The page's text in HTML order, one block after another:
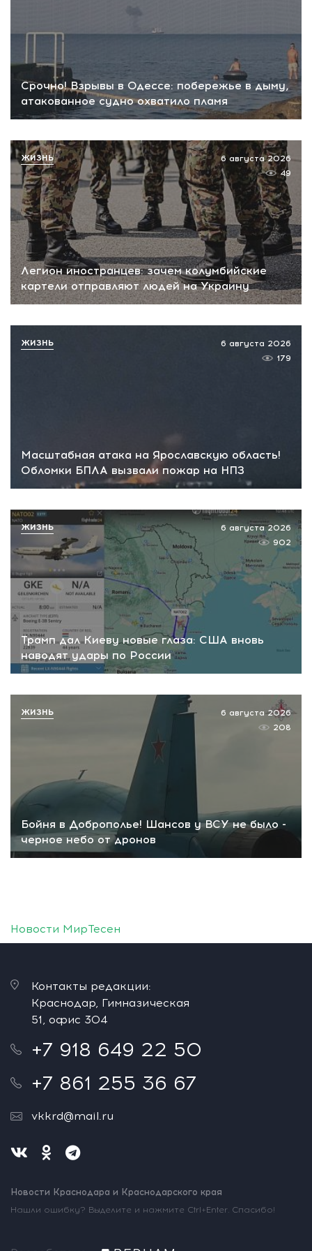
Срочно! Взрывы в Одессе: побережье в дыму,
атакованное судно охватило пламя
Легион иностранцев: зачем колумбийские
картели отправляют людей на Украину
6 августа 2026
49
ЖИЗНЬ
Масштабная атака на Ярославскую область!
Обломки БПЛА вызвали пожар на НПЗ
6 августа 2026
179
ЖИЗНЬ
Трамп дал Киеву новые глаза: США вновь
наводят удары по России
6 августа 2026
902
ЖИЗНЬ
Бойня в Доброполье! Шансов у ВСУ не было -
черное небо от дронов
6 августа 2026
208
ЖИЗНЬ
Новости МирТесен
Контакты редакции:
Краснодар, Гимназическая
51, офис 304
+7 918 649 22 50
+7 861 255 36 67
vkkrd@mail.ru
Новости Краснодара и Краснодарского края
Нашли ошибку? Выделите и нажмите Ctrl+Enter. Спасибо!